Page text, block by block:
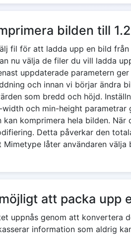
bilden till
fil för att ladda upp en bild
nu välja de filer du vill ladda
uppdaterade parametern
och innan vi börjar ändra
som bredd och höjd.
width och min-height
kan komprimera hela bilden.
Detta påverkar den
Mimetype låter användaren
att packa upp
uppnås genom att konvertera
information som aldrig